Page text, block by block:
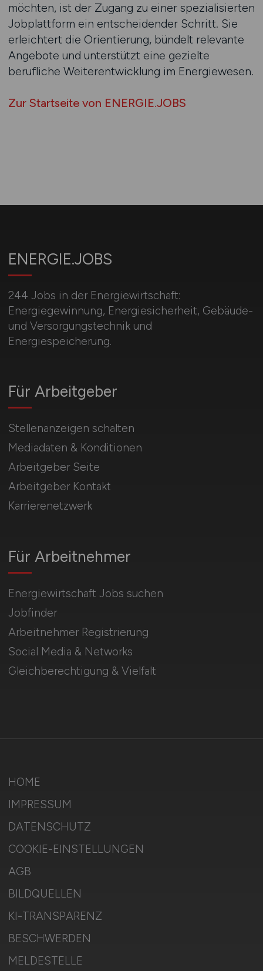
möchten, ist der Zugang zu einer spezialisierten
Jobplattform ein entscheidender Schritt. Sie
erleichtert die Orientierung, bündelt relevante
Angebote und unterstützt eine gezielte
berufliche Weiterentwicklung im Energiewesen.
Zur Startseite von ENERGIE.JOBS
ENERGIE.JOBS
244 Jobs in der Energiewirtschaft:
Energiegewinnung, Energiesicherheit, Gebäude-
und Versorgungstechnik und
Energiespeicherung.
Für Arbeitnehmer
Energiewirtschaft Jobs suchen
Jobfinder
Arbeitnehmer Registrierung
Social Media & Networks
Gleichberechtigung & Vielfalt
Für Arbeitgeber
Stellenanzeigen schalten
Mediadaten & Konditionen
Arbeitgeber Seite
Arbeitgeber Kontakt
Karrierenetzwerk
HOME
IMPRESSUM
DATENSCHUTZ
COOKIE-EINSTELLUNGEN
AGB
BILDQUELLEN
KI-TRANSPARENZ
BESCHWERDEN
MELDESTELLE